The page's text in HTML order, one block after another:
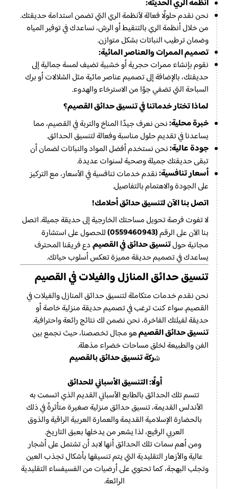
أنظمة الري الحديثة:
نحن نقدم حلولًا فعالة لأنظمة الري التي تضمن استدامة حديقتك.
من خلال أنظمة الري بالتنقيط أو الرش، نساعدك في توفير المياه
وضمان ترطيب النباتات بشكل متوازن.
تصميم الممرات والعناصر المائية:
نقوم بإنشاء ممرات حجرية أو خشبية تضيف لمسة جمالية إلى
حديقتك، بالإضافة إلى تصميم عناصر مائية مثل الشلالات أو برك
السباحة التي تضفي جوًا من الاسترخاء والهدوء.
لماذا تختار خدماتنا في تنسيق حدائق القصيم؟
خبرة محلية:نحن نعرف جيدًا المناخ والتربة في القصيم، مما
يساعدنا في تقديم حلول مناسبة وفعالة لتنسيق الحدائق.
جودة عالية:نحن نستخدم أفضل المواد والنباتات لضمان أن
تبقى حديقتك جميلة وصحية لسنوات عديدة.
أسعار تنافسية:نقدم خدمات تنافسية في الأسعار، مع التركيز
على الجودة والاهتمام بالتفاصيل.
اتصل بنا الآن لتنسيق حدائق أحلامك!
لا تفوت فرصة تحويل مساحتك الخارجية إلى حديقة جميلة. اتصل
بنا الآن على الرقم(0559460943)
للحصول على استشارة
مجانية حولتنسيق حدائق في القصيم. دع فريقنا المحترف
يساعدك في تصميم حديقة مميزة تعكس أسلوب حياتك.
تنسيق حدائق المنازل والفيلات في القصيم
نحن نقدم خدمات متكاملة لتنسيق حدائق المنازل والفيلات في
القصيم. سواء كنت ترغب في تصميم حديقة منزلية خاصة أو
حديقة لفيلتك الفاخرة، نحن نضمن لك نتائج رائعة واحترافية.
تنسيق حدائق القصيمهو مجال تخصصنا، حيث نجمع بين
الفن والطبيعة لخلق مساحات خضراء مذهلة.
شركة تنسيق حدائق بالقصيم
أولًا: التنسيق الأسباني للحدائق
تتسم تلك الحدائق بالطابع الأسباني القديم الذي اتسمت به
الأندلس القديمة، تنسيق حدائق منزلية صغيرة متأثرةً في ذلك
بالحضارة الإسلامية القديمة والعمارة العربية الراقية والذوق
العربي الرفيع، لذا يشعر من يدخلها بعبق التاريخ.
ومن أهم سمات تلك الحدائق أنها لابد أن تشتمل على أشجار
عالية والأزهار التقليدية التي يتم تنسيقها بأشكال تجذب العين
وتجلب البهجة، كما تحتوي على أرضيات من الفسيفساء التقليدية
الرائعة.